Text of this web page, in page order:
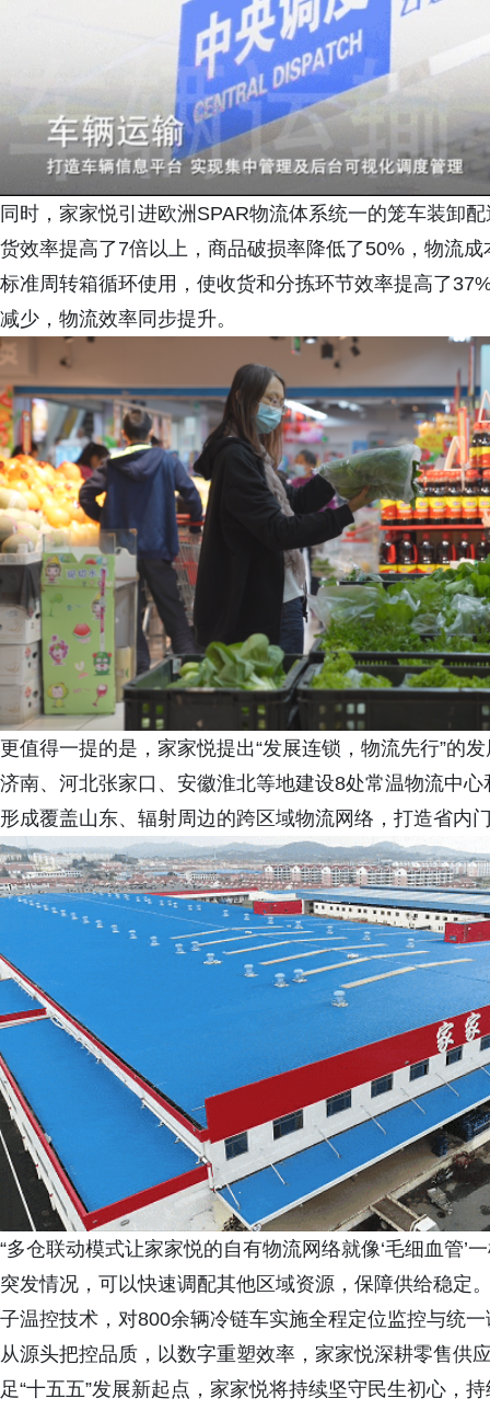
同时，家家悦引进欧洲SPAR物流体系统一的笼车装卸
货效率提高了7倍以上，商品破损率降低了50%，物流
标准周转箱循环使用，使收货和分拣环节效率提高了
减少，物流效率同步提升。
更值得一提的是，家家悦提出“发展连锁，物流先行”的
济南、河北张家口、安徽淮北等地建设8处常温物流中
形成覆盖山东、辐射周边的跨区域物流网络，打造省内
“多仓联动模式让家家悦的自有物流网络就像‘毛细血管
突发情况，可以快速调配其他区域资源，保障供给稳定
子温控技术，对800余辆冷链车实施全程定位监控与统
从源头把控品质，以数字重塑效率，家家悦深耕零售供
足“十五五”发展新起点，家家悦将持续坚守民生初心，